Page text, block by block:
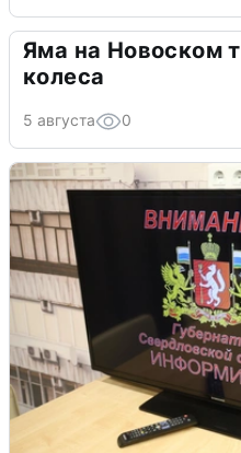
Яма на Новоском
колеса
5 августа 0